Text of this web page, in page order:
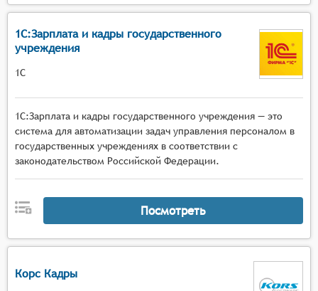
1С:Зарплата и кадры государственного
учреждения
1С
1С:Зарплата и кадры государственного учреждения — это
система для автоматизации задач управления персоналом в
государственных учреждениях в соответствии с
законодательством Российской Федерации.
Посмотреть
Корс Кадры